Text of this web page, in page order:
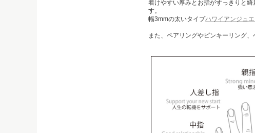
着けやすい厚みとお指がすっきりと
す。
幅3mmの太いタイプハワイアンジュ
また、ペアリングやピンキーリング